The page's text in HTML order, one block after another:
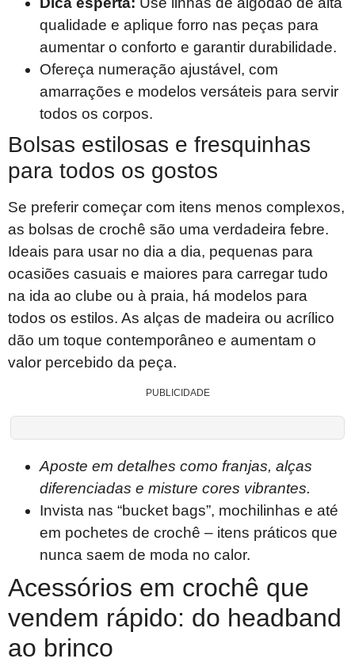
qualidade e aplique forro nas peças para
aumentar o conforto e garantir durabilidade.
Ofereça numeração ajustável, com
amarrações e modelos versáteis para servir
todos os corpos.
Bolsas estilosas e fresquinhas
para todos os gostos
Se preferir começar com itens menos complexos,
as bolsas de crochê são uma verdadeira febre.
Ideais para usar no dia a dia, pequenas para
ocasiões casuais e maiores para carregar tudo
na ida ao clube ou à praia, há modelos para
todos os estilos. As alças de madeira ou acrílico
dão um toque contemporâneo e aumentam o
valor percebido da peça.
PUBLICIDADE
Aposte em detalhes como franjas, alças
diferenciadas e misture cores vibrantes.
Invista nas “bucket bags”, mochilinhas e até
em pochetes de crochê – itens práticos que
nunca saem de moda no calor.
Acessórios em crochê que
vendem rápido: do headband
ao brinco